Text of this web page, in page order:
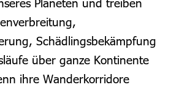
Planeten und treiben
Schädlingsbekämpfung
über ganze Kontinente
ihre Wanderkorridore